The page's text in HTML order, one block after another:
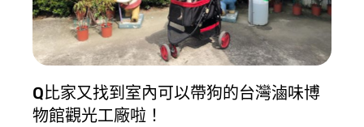
Q比家又找到室內可以帶狗的台灣滷味博
物館觀光工廠啦！